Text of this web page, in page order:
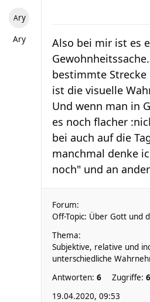
Ary
Ary
Also bei mir ist es
bestimmte
ist die visuelle
Und wenn man in
es noch flacher
bei auch auf die
manchmal denke
noch" und an
Forum:
Off-Topic: Über Gott und
Thema:
Subjektive, relative und
unterschiedliche
Antworten: 6 Zugriffe:
19.04.2020, 09:53